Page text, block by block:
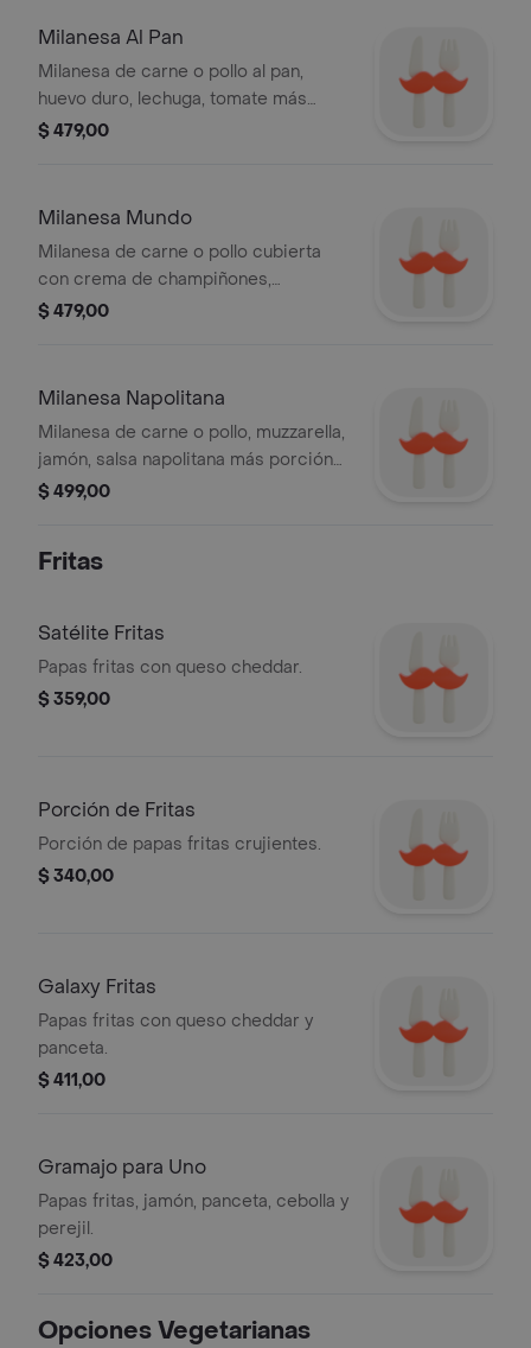
Milanesa Al Pan
Milanesa de carne o pollo al pan,
huevo duro, lechuga, tomate más
porción de fritas y mayonesa.
$ 479,00
Milanesa Mundo
Milanesa de carne o pollo cubierta
con crema de champiñones,
acompañada de papas fritas.
$ 479,00
Milanesa Napolitana
Milanesa de carne o pollo, muzzarella,
jamón, salsa napolitana más porción
de fritas.
$ 499,00
Fritas
Satélite Fritas
Papas fritas con queso cheddar.
$ 359,00
Porción de Fritas
Porción de papas fritas crujientes.
$ 340,00
Galaxy Fritas
Papas fritas con queso cheddar y
panceta.
$ 411,00
Gramajo para Uno
Papas fritas, jamón, panceta, cebolla y
perejil.
$ 423,00
Opciones Vegetarianas